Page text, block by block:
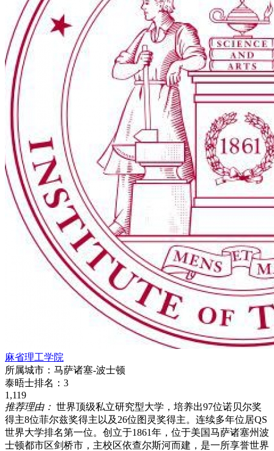
麻省理工学院
所属城市： 马萨诸塞-波士顿
泰晤士排名： 3
1,119
推荐理由： 世界顶级私立研究型大学，培养出97位诺贝尔奖
得主8位菲尔兹奖得主以及26位图灵奖得主。连续多年位居QS
世界大学排名第一位。创立于1861年，位于美国马萨诸塞州波
士顿都市区剑桥市，主校区依查尔斯河而建，是一所享誉世界